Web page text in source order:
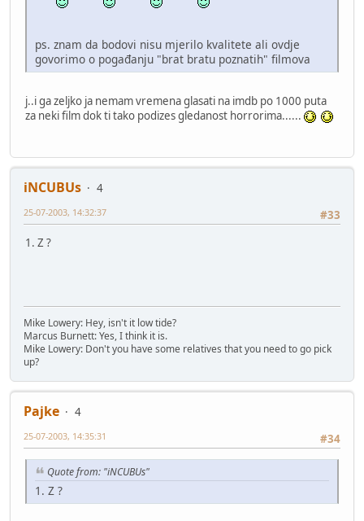
ps. znam da bodovi nisu mjerilo kvalitete ali ovdje
govorimo o pogađanju "brat bratu poznatih" filmova
j..i ga zeljko ja nemam vremena glasati na imdb po 1000 puta
za neki film dok ti tako podizes gledanost horrorima......
iNCUBUs
4
#33
25-07-2003, 14:32:37
1. Z ?
Mike Lowery: Hey, isn't it low tide?
Marcus Burnett: Yes, I think it is.
Mike Lowery: Don't you have some relatives that you need to go pick
up?
Pajke
4
#34
25-07-2003, 14:35:31
Quote from: "iNCUBUs"
1. Z ?